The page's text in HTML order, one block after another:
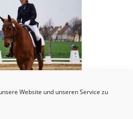
Website und unseren Service zu